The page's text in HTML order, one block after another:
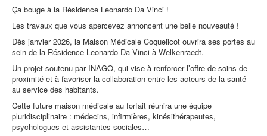
Ça bouge à la Résidence Leonardo Da Vinci !
Les travaux que vous apercevez annoncent une belle nouveauté !
Dès janvier 2026, la Maison Médicale Coquelicot ouvrira ses portes au
sein de la Résidence Leonardo Da Vinci à Welkenraedt.
Un projet soutenu par INAGO, qui vise à renforcer l’offre de soins de
proximité et à favoriser la collaboration entre les acteurs de la santé
au service des habitants.
Cette future maison médicale au forfait réunira une équipe
pluridisciplinaire : médecins, infirmières, kinésithérapeutes,
psychologues et assistantes sociales…